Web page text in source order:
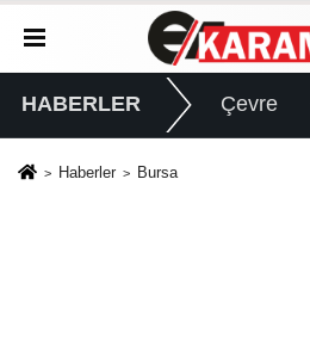
HABERLER Çevre
Haberler Bursa